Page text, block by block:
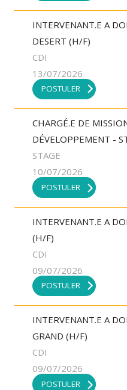
INTERVENANT.E A
DESERT (H/F)
CDI
13/07/2026
POSTULER
CHARGÉ.E DE
DÉVELOPPEMENT -
STAGE
10/07/2026
POSTULER
INTERVENANT.E A
(H/F)
CDI
09/07/2026
POSTULER
INTERVENANT.E A
GRAND (H/F)
CDI
09/07/2026
POSTULER